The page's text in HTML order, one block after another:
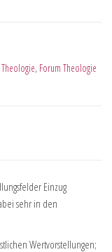
Theologie, Forum Theologie
Einzug
sehr in den
Wertvorstellungen;